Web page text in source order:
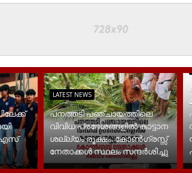
LATEST NEWS
പനത്തടി പഞ്ചായത്തിലെ
വിവിധ പ്രദേശങ്ങളിൽ കാട്ടാന
ശല്ല്യം രൂക്ഷം; കോൺഗ്രസ്സ്
നേതാക്കൾ സ്ഥലം സന്ദർശിച്ചു